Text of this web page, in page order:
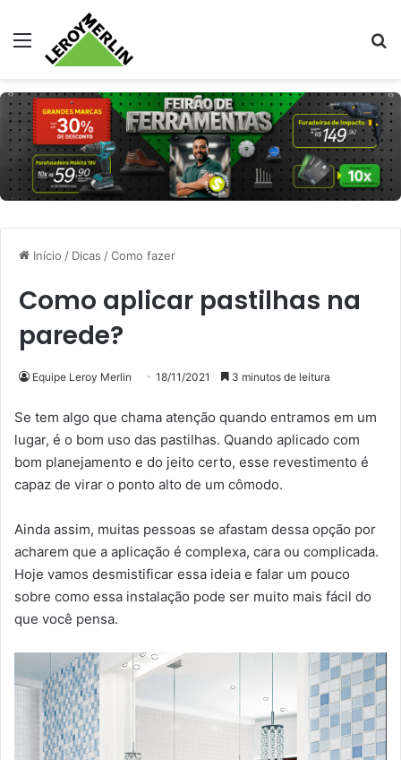
Menu
Início / Dicas /Como fazer
Como aplicar pastilhas na
parede?
Equipe Leroy Merlin 18/11/2021 3 minutos de leitura
Se tem algo que chama atenção quando entramos em um
lugar, é o bom uso das pastilhas. Quando aplicado com
bom planejamento e do jeito certo, esse revestimento é
capaz de virar o ponto alto de um cômodo.
Ainda assim, muitas pessoas se afastam dessa opção por
acharem que a aplicação é complexa, cara ou complicada.
Hoje vamos desmistificar essa ideia e falar um pouco
sobre como essa instalação pode ser muito mais fácil do
que você pensa.